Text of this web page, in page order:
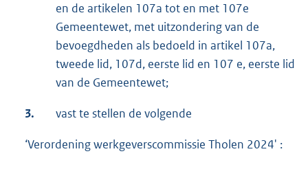
en de artikelen 107a tot en met 107e
Gemeentewet, met uitzondering van de
bevoegdheden als bedoeld in artikel 107a,
tweede lid, 107d, eerste lid en 107 e, eerste lid
van de Gemeentewet;
3. vast te stellen de volgende
‘Verordening werkgeverscommissie Tholen 2024' :